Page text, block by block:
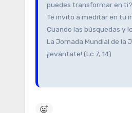
puedes transformar en ti?
Te invito a meditar en tu
Cuando las búsquedas y
La Jornada Mundial de la
¡levántate! (Lc 7, 14)